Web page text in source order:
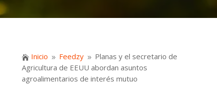
 Inicio 9 Feedzy 9 Planas y el secretario de
Agricultura de EEUU abordan asuntos
agroalimentarios de interés mutuo